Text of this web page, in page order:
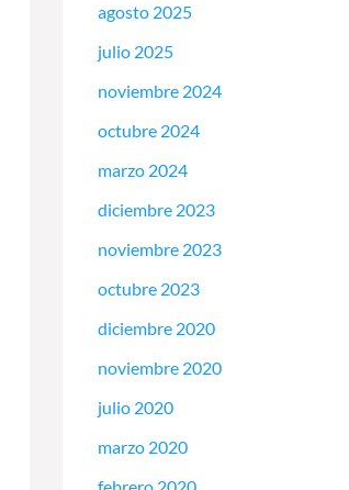
agosto 2025
julio 2025
noviembre 2024
octubre 2024
marzo 2024
diciembre 2023
noviembre 2023
octubre 2023
diciembre 2020
noviembre 2020
julio 2020
marzo 2020